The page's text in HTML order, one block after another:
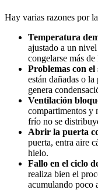
Hay varias razones por
Temperatura
ajustado a un
congelarse más de
Problemas con
están dañadas o
genera
Ventilación
compartimentos y
frío no se
Abrir la puerta
puerta, entra aire
hielo.
Fallo en el ciclo
realiza bien el
acumulando poco